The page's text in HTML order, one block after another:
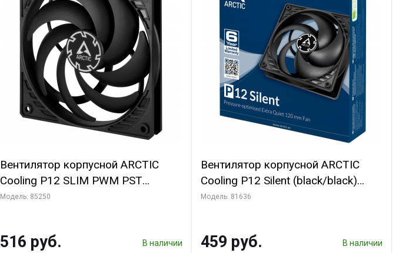
Вентилятор корпусной ARCTIC
Cooling P12 SLIM PWM PST
(ACFAN00187A) (703130)
Модель: 85250
516 руб. В наличии
Вентилятор корпусной ARCTIC
Cooling P12 Silent (black/black)
(ACFAN00130A)
Модель: 81636
459 руб. В наличии